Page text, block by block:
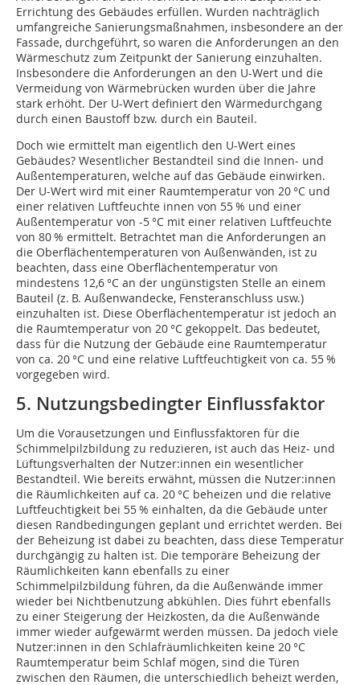
Errichtung des Gebäudes erfüllen. Wurden nachträglich
umfangreiche Sanierungsmaßnahmen, insbesondere an der
Fassade, durchgeführt, so waren die Anforderungen an den
Wärmeschutz zum Zeitpunkt der Sanierung einzuhalten.
Insbesondere die Anforderungen an den U-Wert und die
Vermeidung von Wärmebrücken wurden über die Jahre
stark erhöht. Der U-Wert definiert den Wärmedurchgang
durch einen Baustoff bzw. durch ein Bauteil.
Doch wie ermittelt man eigentlich den U-Wert eines
Gebäudes? Wesentlicher Bestandteil sind die Innen- und
Außentemperaturen, welche auf das Gebäude einwirken.
Der U-Wert wird mit einer Raumtemperatur von 20 °C und
einer relativen Luftfeuchte innen von 55 % und einer
Außentemperatur von -5 °C mit einer relativen Luftfeuchte
von 80 % ermittelt. Betrachtet man die Anforderungen an
die Oberflächentemperaturen von Außenwänden, ist zu
beachten, dass eine Oberflächentemperatur von
mindestens 12,6 °C an der ungünstigsten Stelle an einem
Bauteil (z. B. Außenwandecke, Fensteranschluss usw.)
einzuhalten ist. Diese Oberflächentemperatur ist jedoch an
die Raumtemperatur von 20 °C gekoppelt. Das bedeutet,
dass für die Nutzung der Gebäude eine Raumtemperatur
von ca. 20 °C und eine relative Luftfeuchtigkeit von ca. 55 %
vorgegeben wird.
5. Nutzungsbedingter Einflussfaktor
Um die Vorausetzungen und Einflussfaktoren für die
Schimmelpilzbildung zu reduzieren, ist auch das Heiz- und
Lüftungsverhalten der Nutzer:innen ein wesentlicher
Bestandteil. Wie bereits erwähnt, müssen die Nutzer:innen
die Räumlichkeiten auf ca. 20 °C beheizen und die relative
Luftfeuchtigkeit bei 55 % einhalten, da die Gebäude unter
diesen Randbedingungen geplant und errichtet werden. Bei
der Beheizung ist dabei zu beachten, dass diese Temperatur
durchgängig zu halten ist. Die temporäre Beheizung der
Räumlichkeiten kann ebenfalls zu einer
Schimmelpilzbildung führen, da die Außenwände immer
wieder bei Nichtbenutzung abkühlen. Dies führt ebenfalls
zu einer Steigerung der Heizkos­ten, da die Außenwände
immer wieder auf­gewärmt werden müssen. Da jedoch viele
Nutzer:innen in den Schlafräumlichkeiten keine 20 °C
Raumtemperatur beim Schlaf mögen, sind die Türen
zwischen den Räumen, die unterschiedlich beheizt werden,